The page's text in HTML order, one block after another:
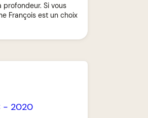
Si vous
François est un choix
- 2020